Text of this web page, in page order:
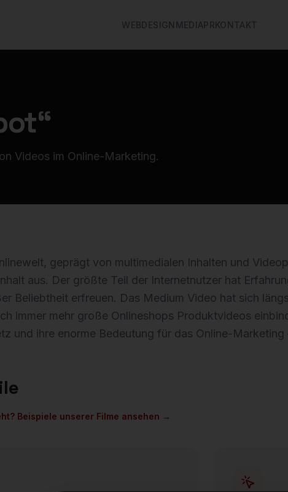
WEBDESIGN MEDIAPRKONTAKT
Videos im Online-Marketing.
geprägt von multimedialen Inhalten und
aus. Der größte Teil der Internetnutzer hat
Beliebtheit erfreuen. Das Medium Video hat sich
immer mehr große Onlineshops Produktvideos
und ihre enorme Bedeutung für das Online-
Beispiele unserer Filme ansehen →